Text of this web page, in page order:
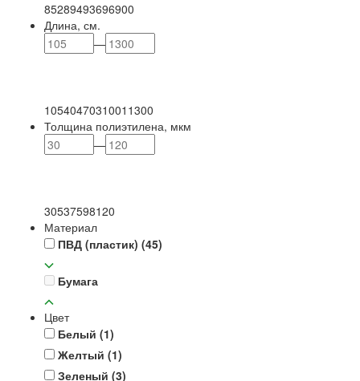
85289493696900
Длина, см.
—
1054047031001 1300
Толщина полиэтилена, мкм
—
30537598120
Материал
ПВД (пластик) (45)
Бумага
Цвет
Белый (1)
Желтый (1)
Зеленый (3)